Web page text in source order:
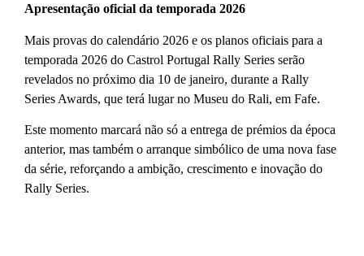
Apresentação oficial da temporada 2026
Mais provas do calendário 2026 e os planos oficiais para a
temporada 2026 do Castrol Portugal Rally Series serão
revelados no próximo dia 10 de janeiro, durante a Rally
Series Awards, que terá lugar no Museu do Rali, em Fafe.
Este momento marcará não só a entrega de prémios da época
anterior, mas também o arranque simbólico de uma nova fase
da série, reforçando a ambição, crescimento e inovação do
Rally Series.